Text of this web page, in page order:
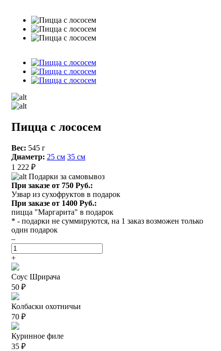
Пицца с лососем
Вес: 545 г
Диаметр: 25 см 35 см
1 222 ₽
Подарки за самовывоз
При заказе от 750 Руб.:
Узвар из сухофруктов в подарок
При заказе от 1400 Руб.:
пицца "Маргарита" в подарок
* - подарки не суммируются, на 1 заказ возможен только
один подарок
–
+
Соус Шрирача
50 ₽
Колбаски охотничьи
70 ₽
Куринное филе
35 ₽